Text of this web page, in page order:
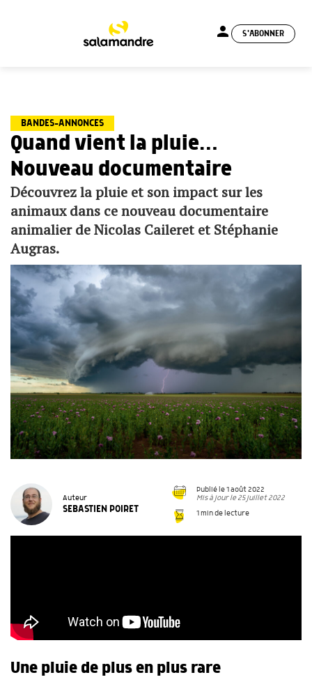
person S'ABONNER
BANDES-ANNONCES
Quand vient la pluie…
Nouveau documentaire
Découvrez la pluie et son impact sur les
animaux dans ce nouveau documentaire
animalier de Nicolas Caileret et Stéphanie
Augras.
Auteur
SEBASTIEN POIRET
Publié le 1 août 2022
Mis à jour le 25 juillet 2022
1 min de lecture
Une pluie de plus en plus rare